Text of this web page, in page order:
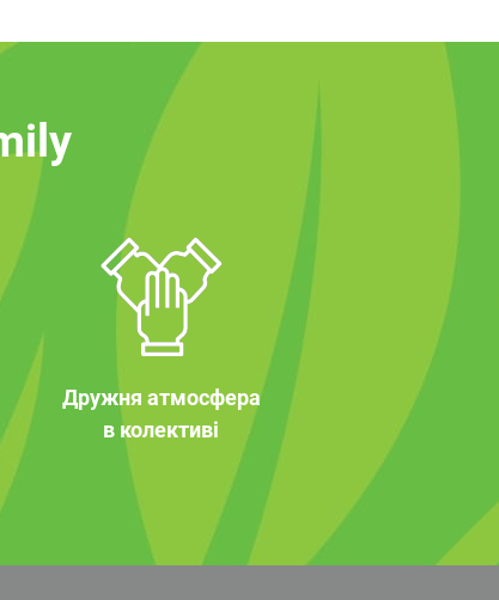
Дружня атмосфера
в колективі